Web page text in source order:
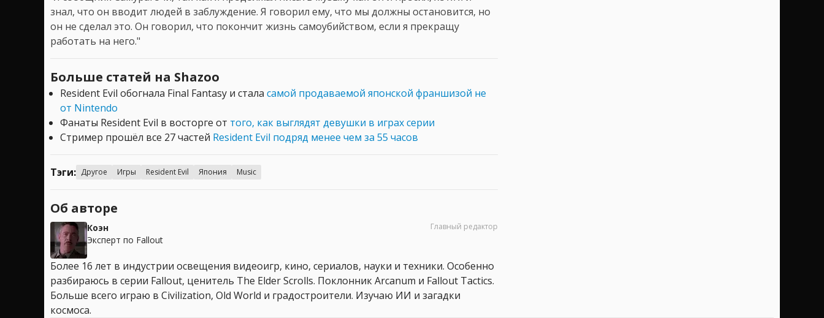
знал, что он вводит людей в заблуждение. Я говорил ему, что мы должны остановится, но
он не сделал это. Он говорил, что покончит жизнь самоубийством, если я прекращу
работать на него."
Больше статей на Shazoo
Resident Evil обогнала Final Fantasy и стала самой продаваемой японской франшизой не
от Nintendo
Фанаты Resident Evil в восторге от того, как выглядят девушки в играх серии
Стример прошёл все 27 частей Resident Evil подряд менее чем за 55 часов
Тэги: Другое Игры Resident Evil Япония Music
Об авторе
Коэн
Эксперт по Fallout
Главный редактор
Более 16 лет в индустрии освещения видеоигр, кино, сериалов, науки и техники. Особенно
разбираюсь в серии Fallout, ценитель The Elder Scrolls. Поклонник Arcanum и Fallout Tactics.
Больше всего играю в Civilization, Old World и градостроители. Изучаю ИИ и загадки
космоса.